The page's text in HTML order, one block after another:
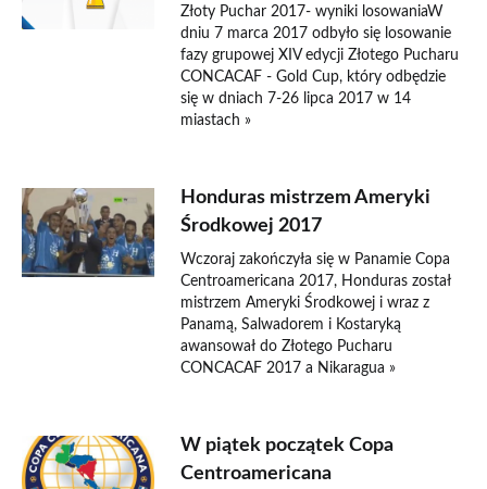
Złoty Puchar 2017- wyniki losowaniaW
dniu 7 marca 2017 odbyło się losowanie
fazy grupowej XIV edycji Złotego Pucharu
CONCACAF - Gold Cup, który odbędzie
się w dniach 7-26 lipca 2017 w 14
miastach »
Honduras mistrzem Ameryki
Środkowej 2017
Wczoraj zakończyła się w Panamie Copa
Centroamericana 2017, Honduras został
mistrzem Ameryki Środkowej i wraz z
Panamą, Salwadorem i Kostaryką
awansował do Złotego Pucharu
CONCACAF 2017 a Nikaragua »
W piątek początek Copa
Centroamericana